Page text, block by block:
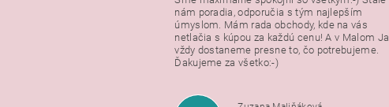
nám poradia, odporučia s tým najlepším
úmyslom. Mám rada obchody, kde na vás
netlačia s kúpou za každú cenu! A v Malom Ja
vždy dostaneme presne to, čo potrebujeme.
Ďakujeme za všetko:-)